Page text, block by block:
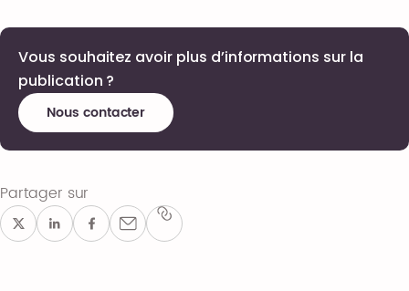
Vous souhaitez avoir plus d’informations sur la
publication ?
Nous contacter
Partager sur